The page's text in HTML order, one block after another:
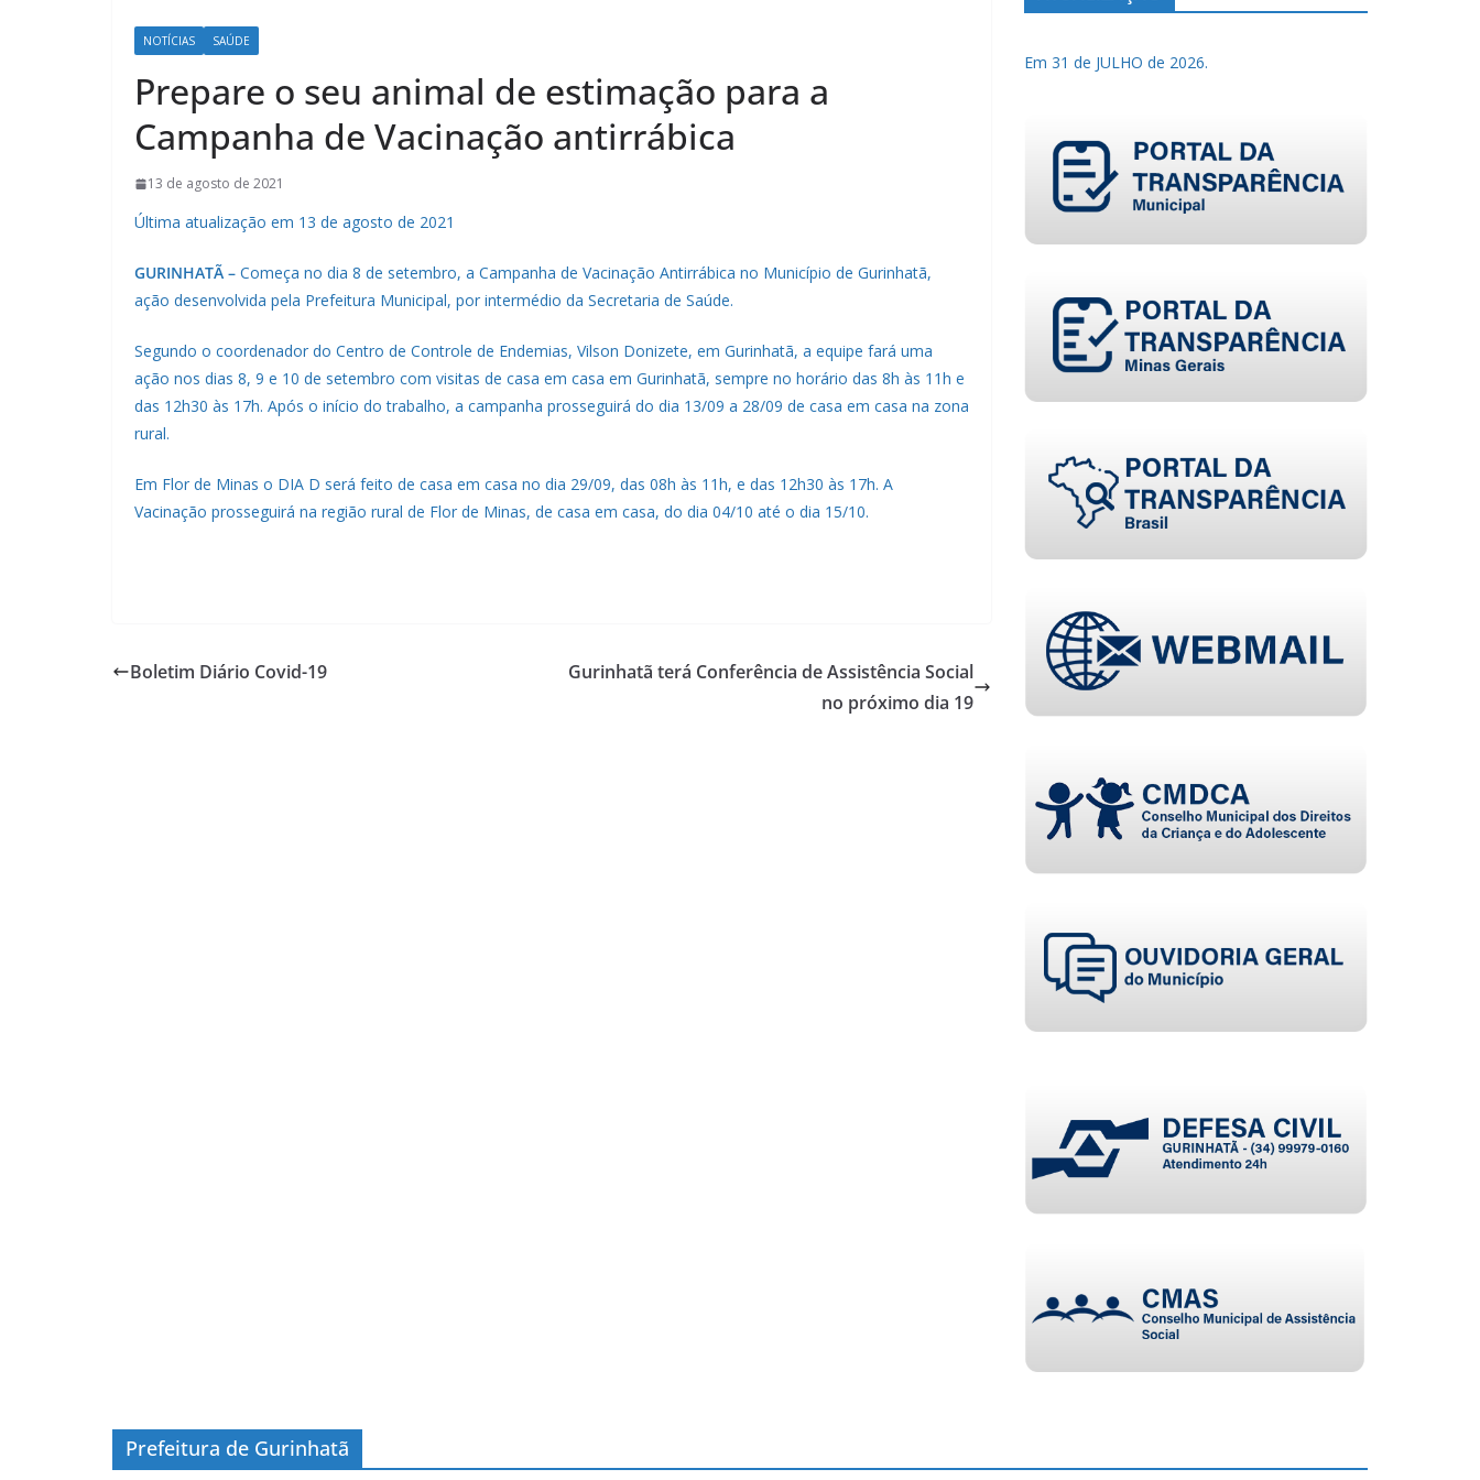
NOTÍCIAS SAÚDE
Prepare o seu animal de estimação para a
Campanha de Vacinação antirrábica
13 de agosto de 2021
Última atualização em 13 de agosto de 2021
GURINHATÃ – Começa no dia 8 de setembro, a Campanha de Vacinação Antirrábica no Município de Gurinhatã,
ação desenvolvida pela Prefeitura Municipal, por intermédio da Secretaria de Saúde.
Segundo o coordenador do Centro de Controle de Endemias, Vilson Donizete, em Gurinhatã, a equipe fará uma
ação nos dias 8, 9 e 10 de setembro com visitas de casa em casa em Gurinhatã, sempre no horário das 8h às 11h e
das 12h30 às 17h. Após o início do trabalho, a campanha prosseguirá do dia 13/09 a 28/09 de casa em casa na zona
rural.
Em Flor de Minas o DIA D será feito de casa em casa no dia 29/09, das 08h às 11h, e das 12h30 às 17h. A
Vacinação prosseguirá na região rural de Flor de Minas, de casa em casa, do dia 04/10 até o dia 15/10.
Boletim Diário Covid-19
Gurinhatã terá Conferência de Assistência Social
no próximo dia 19
Em 31 de JULHO de 2026.
Prefeitura de Gurinhatã